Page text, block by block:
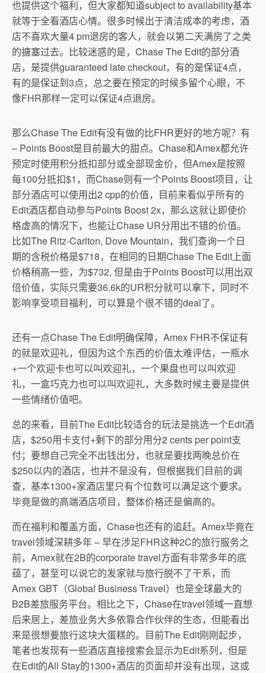
也提供这个福利，但大家都知道subject to availability基本
就等于全看酒店心情。很多时候出于清洁成本的考虑，酒
店不喜欢大量4 pm退房的客人，就会以第二天满房了之类
的搪塞过去。比较迷惑的是，Chase The Edit的部分酒
店，是提供guaranteed late checkout，有的是保证4点，
有的是保证到3点，总之要在预定的时候多留个心眼，不
像FHR那样一定可以保证4点退房。
那么Chase The Edit有没有做的比FHR更好的地方呢？有
– Points Boost是目前最大的甜点。Chase和Amex都允许
预定时使用积分抵扣部分或全部现金价，但Amex是按照
每100分抵扣$1，而Chase则有一个Points Boost项目，让
部分酒店可以使用出2 cpp的价值，目前来看似乎所有的
Edit酒店都自动参与Points Boost 2x，那么这就让即使价
格虚高的情况下，也能让Chase UR分用出不错的价值。
比如The Ritz-Carlton, Dove Mountain，我们查询一个日
期的含税价格是$718，在相同的日期Chase The Edit上面
价格稍高一些，为$732, 但是由于Points Boost可以用出双
倍价值，实际只需要36.6k的UR积分就可以拿下，同时不
影响享受项目福利，可以算是个很不错的deal了。
还有一点Chase The Edit明确保障，Amex FHR不保证有
的就是欢迎礼，但因为这个东西的价值太难评估，一瓶水
+一个欢迎卡也可以叫欢迎礼，一个果盘也可以叫欢迎
礼，一盒巧克力也可以叫欢迎礼，大多数时候主要是提供
一些情绪价值吧。
总的来看，目前The Edit比较适合的玩法是挑选一个Edit酒
店，$250用卡支付+剩下的部分用分2 cents per point支
付；要想自己完全不出钱出分，也就是要找两晚总价在
$250以内的酒店，也并不是没有，但根据我们目前的调
查，基本1300+家酒店里只有个位数可以满足这个要求。
毕竟是做的高端酒店项目，整体价格还是偏高的。
而在福利和覆盖方面，Chase也还有的追赶。Amex毕竟在
travel领域深耕多年 – 早在涉足FHR这种2C的旅行服务之
前，Amex就在2B的corporate travel方面有非常多年的底
蕴了，甚至可以说它的发家就与旅行脱不了干系，而
Amex GBT（Global Business Travel）也是全球最大的
B2B差旅服务平台。相比之下，Chase在travel领域一直想
后来居上，差旅业务大多依靠合作伙伴的生态，但能看出
来是很想要旅行这块大蛋糕的。目前The Edit刚刚起步，
笔者也发现有一些酒店直接搜索会显示为Edit系列，但是
在Edit的All Stay的1300+酒店的页面却并没有出现，这或